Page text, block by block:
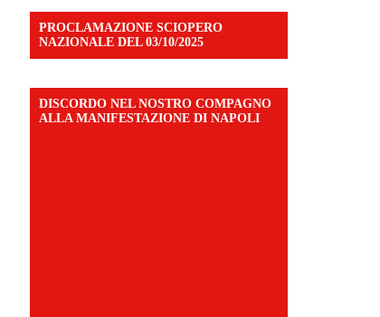
PROCLAMAZIONE SCIOPERO
NAZIONALE DEL 03/10/2025
DISCORDO NEL NOSTRO COMPAGNO
ALLA MANIFESTAZIONE DI NAPOLI